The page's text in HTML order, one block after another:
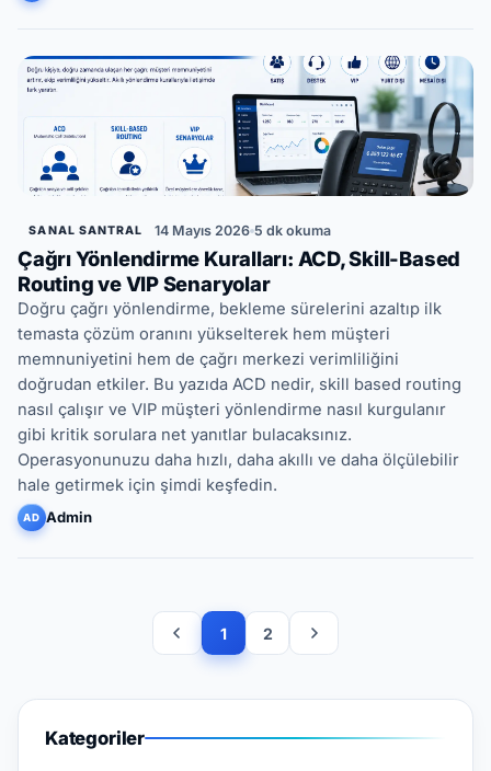
SANAL SANTRAL 14 Mayıs 2026 5 dk okuma
Çağrı Yönlendirme Kuralları: ACD, Skill-Based
Routing ve VIP Senaryolar
Doğru çağrı yönlendirme, bekleme sürelerini azaltıp ilk
temasta çözüm oranını yükselterek hem müşteri
memnuniyetini hem de çağrı merkezi verimliliğini
doğrudan etkiler. Bu yazıda ACD nedir, skill based routing
nasıl çalışır ve VIP müşteri yönlendirme nasıl kurgulanır
gibi kritik sorulara net yanıtlar bulacaksınız.
Operasyonunuzu daha hızlı, daha akıllı ve daha ölçülebilir
hale getirmek için şimdi keşfedin.
AD Admin
1 2
Kategoriler